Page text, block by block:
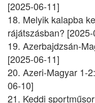
[2025-06-11]
18. Melyik kalapba
rájátszásban?
19. Azerbajdzsán-
[2025-06-11]
20. Azeri-Magyar 1-
06-10]
21. Keddi